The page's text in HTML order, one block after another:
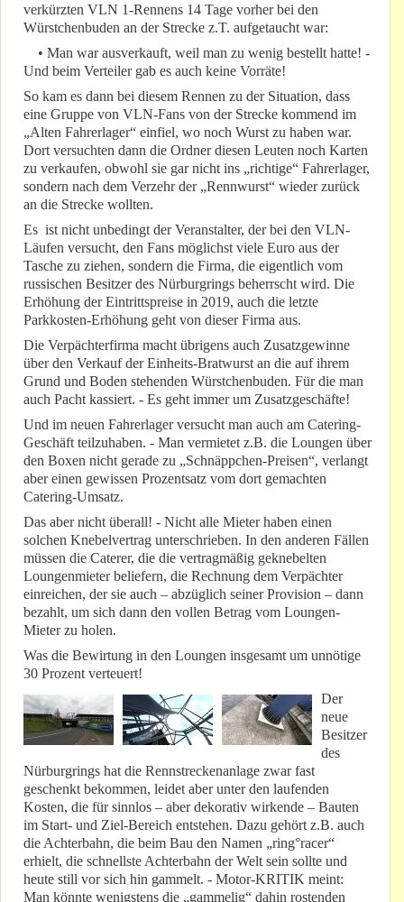
verkürzten VLN 1-Rennens 14 Tage vorher bei den
Würstchenbuden an der Strecke z.T. aufgetaucht war:
• Man war ausverkauft, weil man zu wenig bestellt hatte! -
Und beim Verteiler gab es auch keine Vorräte!
So kam es dann bei diesem Rennen zu der Situation, dass
eine Gruppe von VLN-Fans von der Strecke kommend im
„Alten Fahrerlager“ einfiel, wo noch Wurst zu haben war.
Dort versuchten dann die Ordner diesen Leuten noch Karten
zu verkaufen, obwohl sie gar nicht ins „richtige“ Fahrerlager,
sondern nach dem Verzehr der „Rennwurst“ wieder zurück
an die Strecke wollten.
Es ist nicht unbedingt der Veranstalter, der bei den VLN-
Läufen versucht, den Fans möglichst viele Euro aus der
Tasche zu ziehen, sondern die Firma, die eigentlich vom
russischen Besitzer des Nürburgrings beherrscht wird. Die
Erhöhung der Eintrittspreise in 2019, auch die letzte
Parkkosten-Erhöhung geht von dieser Firma aus.
Die Verpächterfirma macht übrigens auch Zusatzgewinne
über den Verkauf der Einheits-Bratwurst an die auf ihrem
Grund und Boden stehenden Würstchenbuden. Für die man
auch Pacht kassiert. - Es geht immer um Zusatzgeschäfte!
Und im neuen Fahrerlager versucht man auch am Catering-
Geschäft teilzuhaben. - Man vermietet z.B. die Loungen über
den Boxen nicht gerade zu „Schnäppchen-Preisen“, verlangt
aber einen gewissen Prozentsatz vom dort gemachten
Catering-Umsatz.
Das aber nicht überall! - Nicht alle Mieter haben einen
solchen Knebelvertrag unterschrieben. In den anderen Fällen
müssen die Caterer, die die vertragmäßig geknebelten
Loungenmieter beliefern, die Rechnung dem Verpächter
einreichen, der sie auch – abzüglich seiner Provision – dann
bezahlt, um sich dann den vollen Betrag vom Loungen-
Mieter zu holen.
Was die Bewirtung in den Loungen insgesamt um unnötige
30 Prozent verteuert!
Der
neue
Besitzer
des
Nürburgrings hat die Rennstreckenanlage zwar fast
geschenkt bekommen, leidet aber unter den laufenden
Kosten, die für sinnlos – aber dekorativ wirkende – Bauten
im Start- und Ziel-Bereich entstehen. Dazu gehört z.B. auch
die Achterbahn, die beim Bau den Namen „ring°racer“
erhielt, die schnellste Achterbahn der Welt sein sollte und
heute still vor sich hin gammelt. - Motor-KRITIK meint:
Man könnte wenigstens die „gammelig“ dahin rostenden